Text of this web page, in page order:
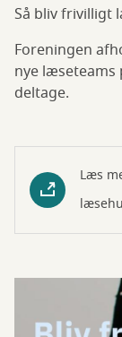
Så bliv frivilligt
Foreningen
nye
deltage.
Læs